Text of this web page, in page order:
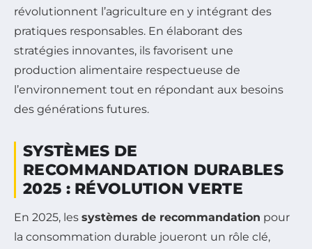
révolutionnent l’agriculture en y intégrant des
pratiques responsables. En élaborant des
stratégies innovantes, ils favorisent une
production alimentaire respectueuse de
l’environnement tout en répondant aux besoins
des générations futures.
SYSTÈMES DE
RECOMMANDATION DURABLES
2025 : RÉVOLUTION VERTE
En 2025, les systèmes de recommandation pour
la consommation durable joueront un rôle clé,